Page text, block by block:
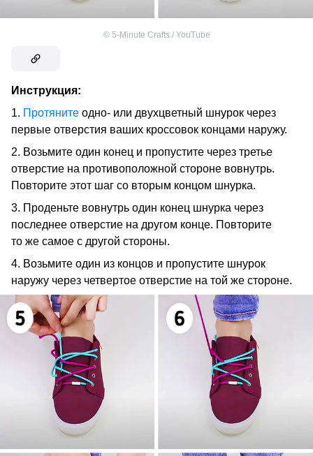
© 5-Minute Crafts / YouTube
Инструкция:
1. Протяните одно- или двухцветный шнурок через
первые отверстия ваших кроссовок концами наружу.
2. Возьмите один конец и пропустите через третье
отверстие на противоположной стороне вовнутрь.
Повторите этот шаг со вторым концом шнурка.
3. Проденьте вовнутрь один конец шнурка через
последнее отверстие на другом конце. Повторите
то же самое с другой стороны.
4. Возьмите один из концов и пропустите шнурок
наружу через четвертое отверстие на той же стороне.